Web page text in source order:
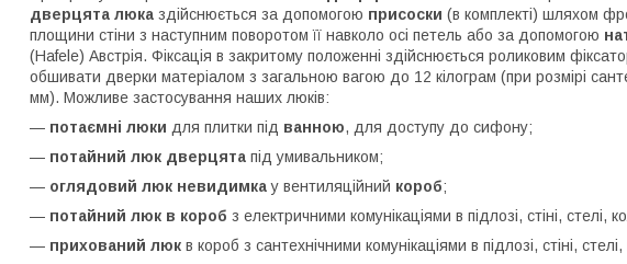
дверцята люка здійснюється за допомогою присоски (в комплекті) шляхом
площини стіни з наступним поворотом її навколо осі петель або за допомогою
(Hafele) Австрія. Фіксація в закритому положенні здійснюється роликовим
обшивати дверки матеріалом з загальною вагою до 12 кілограм (при розмірі
мм). Можливе застосування наших люків:
— потаємні люки для плитки під ванною, для доступу до сифону;
— потайний люк дверцята під умивальником;
— оглядовий люк невидимкау вентиляційний короб;
— потайний люк в короб з електричними комунікаціями в підлозі, стіні, стелі,
— прихований люк в короб з сантехнічними комунікаціями в підлозі, стіні,